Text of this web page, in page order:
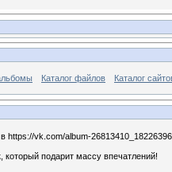
Каталог файлов Каталог
https://vk.com/album-
подарит массу впечатлений!